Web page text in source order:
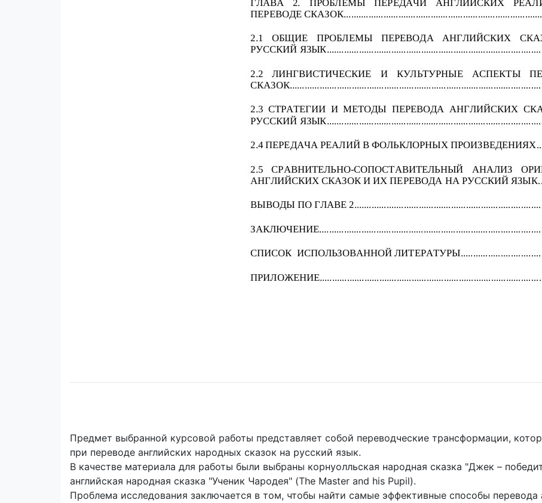
Предмет выбранной курсовой работы представляет собой переводческие трансформации,
при переводе английских народных сказок на русский язык.
В качестве материала для работы были выбраны корнуолльская народная сказка "Джек –
английская народная сказка "Ученик Чародея" (The Master and his Pupil).
Проблема исследования заключается в том, чтобы найти самые эффективные способы перевода